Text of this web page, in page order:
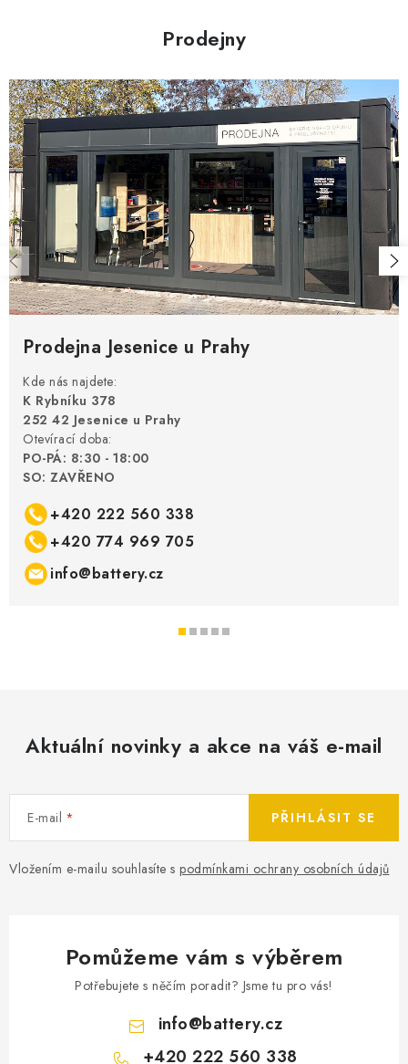
y
v
ý
p
i
s
u
Prodejny
Prodejna Jesenice u Prahy
Kde nás najdete:
K Rybníku 378
252 42 Jesenice u Prahy
Otevírací doba:
PO-PÁ: 8:30 - 18:00
SO: ZAVŘENO
+420 222 560 338
+420 774 969 705
info@battery.cz
Aktuální novinky a akce na váš e-mail
E-mail
Vložením e-mailu souhlasíte s podmínkami ochrany osobních údajů
PŘIHLÁSIT SE
Pomůžeme vám s výběrem
Potřebujete s něčím poradit? Jsme tu pro vás!
info@battery.cz
+420 222 560 338